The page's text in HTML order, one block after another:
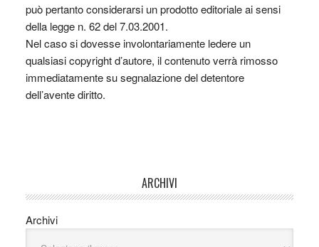
può pertanto considerarsi un prodotto editoriale ai sensi
della legge n. 62 del 7.03.2001.
Nel caso si dovesse involontariamente ledere un
qualsiasi copyright d’autore, il contenuto verrà rimosso
immediatamente su segnalazione del detentore
dell’avente diritto.
ARCHIVI
Archivi